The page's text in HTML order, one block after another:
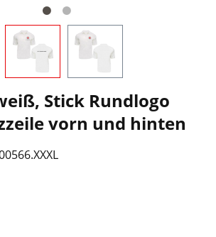
Stick Rundlogo
vorn und hinten